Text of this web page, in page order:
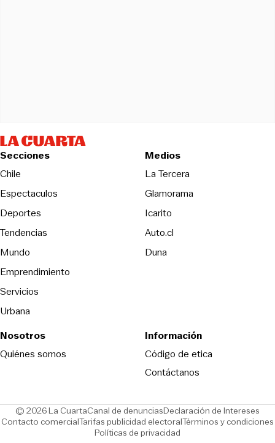
Secciones
Chile
Espectaculos
Deportes
Tendencias
Mundo
Emprendimiento
Servicios
Urbana
Medios
La TerceraOpens in new
Glamorama
Icarito
Auto.cl
DunaOpens in new window
Nosotros
Quiénes somos
Información
Código de eticaOpens in new
Contáctanos
© 2026 La CuartaCanal de denunciasOpens in new window
Declaración de Intereses
Contacto comercialOpens in new window
Tarifas publicidad electoralOpens in new window
Términos y condiciones
Políticas de privacidad